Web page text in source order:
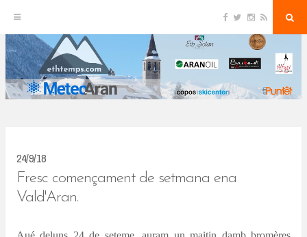
k
i
p
c
o
o
i
e
r
s
t
a
g
r
m
R
S
a
24/9/18
Fresc començament de setmana ena
Vald'Aran.